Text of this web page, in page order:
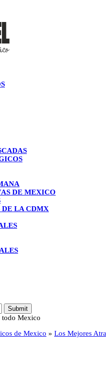
DE MEXICO
LA CDMX
Submit
todo Mexico
de Mexico » Los Mejores